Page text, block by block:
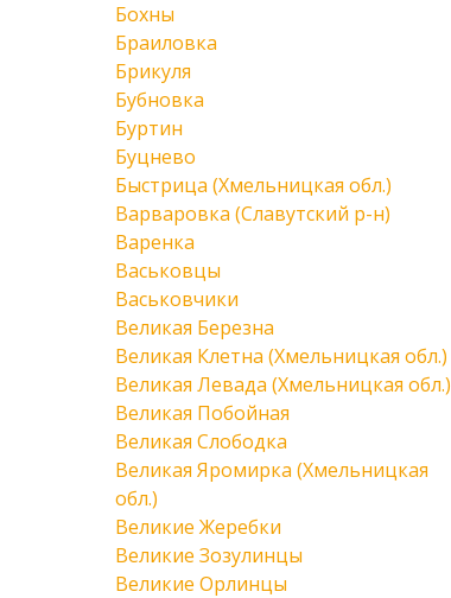
Бохны
Браиловка
Брикуля
Бубновка
Буртин
Буцнево
Быстрица (Хмельницкая обл.)
Варваровка (Славутский р-н)
Варенка
Васьковцы
Васьковчики
Великая Березна
Великая Клетна (Хмельницкая обл.)
Великая Левада (Хмельницкая обл.)
Великая Побойная
Великая Слободка
Великая Яромирка (Хмельницкая
обл.)
Великие Жеребки
Великие Зозулинцы
Великие Орлинцы